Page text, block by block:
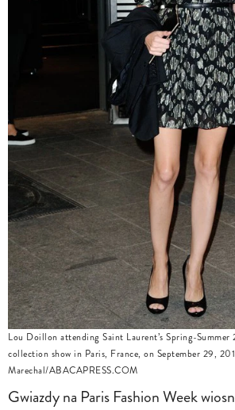
Lou Doillon attending Saint Laurent’s Spring-Summer
collection show in Paris, France, on September 29,
Marechal/ABACAPRESS.COM
Gwiazdy na Paris Fashion Week